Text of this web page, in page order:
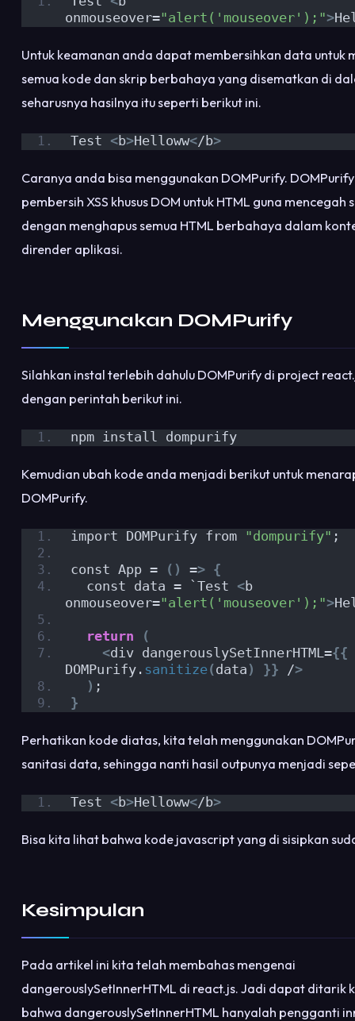
onmouseover="alert('mouseover');">
Untuk keamanan anda dapat membersihkan data untuk
semua kode dan skrip berbahaya yang disematkan di
seharusnya hasilnya itu seperti berikut ini.
Test <b>Helloww</b>
Caranya anda bisa menggunakan DOMPurify.
pembersih XSS khusus DOM untuk HTML guna mencegah
dengan menghapus semua HTML berbahaya dalam
dirender aplikasi.
Menggunakan DOMPurify
Silahkan instal terlebih dahulu DOMPurify di project
dengan perintah berikut ini.
npm install dompurify
Kemudian ubah kode anda menjadi berikut untuk
DOMPurify.
import DOMPurify from "dompurify" ;
const App = () => {
  const data = `Test
<b
onmouseover="alert('mouseover');">
return
(
<div dangerouslySetInnerHTML={{
DOMPurify. sanitize(data ) }} />
) ;
}
Perhatikan kode diatas, kita telah menggunakan
sanitasi data, sehingga nanti hasil outpunya menjadi
Test <b>Helloww</b>
Bisa kita lihat bahwa kode javascript yang di sisipkan
Kesimpulan
Pada artikel ini kita telah membahas mengenai
dangerouslySetInnerHTML di react.js. Jadi dapat ditarik
bahwa dangerouslySetInnerHTML hanyalah pengganti